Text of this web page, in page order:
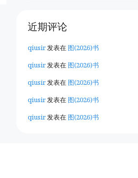
近期评论
qiusir发表在 图(2026)书
qiusir发表在 图(2026)书
qiusir发表在 图(2026)书
qiusir发表在 图(2026)书
qiusir发表在 图(2026)书